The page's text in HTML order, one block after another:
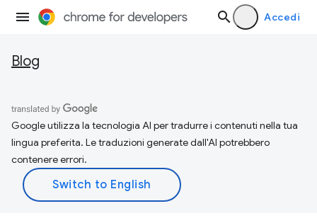
Accedi
Blog
Google utilizza la tecnologia AI per tradurre i contenuti nella tua
lingua preferita. Le traduzioni generate dall'AI potrebbero
contenere errori.